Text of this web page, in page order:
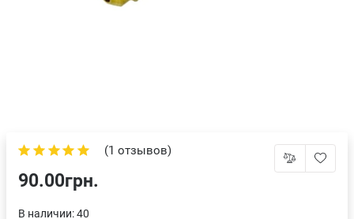
(1 отзывов)
90.00грн.
В наличии: 40